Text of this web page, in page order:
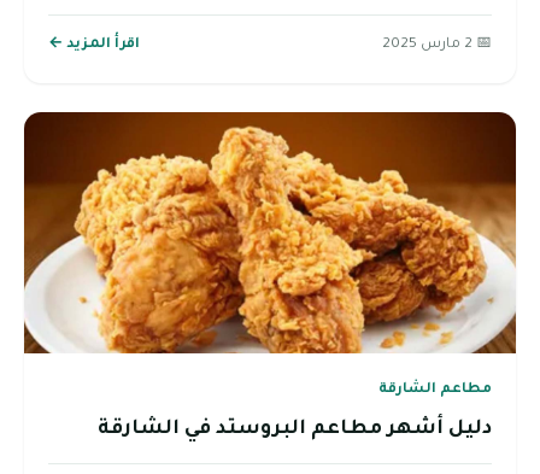
📅 2 مارس 2025 اقرأ المزيد ←
مطاعم الشارقة
دليل أشهر مطاعم البروستد في الشارقة